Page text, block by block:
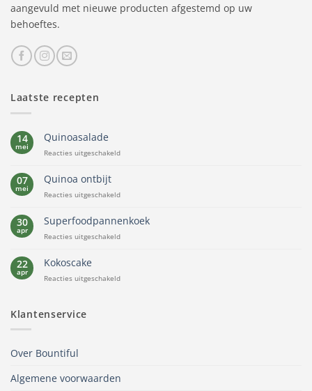
aangevuld met nieuwe producten afgestemd op uw
behoeftes.
Laatste recepten
14
mei
Quinoasalade
Reacties uitgeschakeldvoor
07
mei
Quinoa ontbijt
Reacties uitgeschakeldvoor
ontbijt
30
apr
Superfoodpannenkoek
Reacties uitgeschakeldvoor
22
apr
Kokoscake
Reacties uitgeschakeldvoor
Klantenservice
Over Bountiful
Algemene voorwaarden